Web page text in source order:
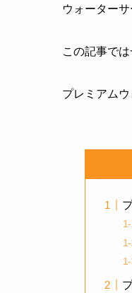
ウォーター
この記事で
プレミアム